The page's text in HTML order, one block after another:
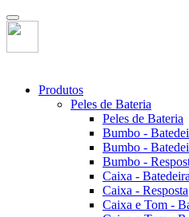
Produtos
Peles de Bateria
Peles de Bateria
Bumbo -
Bumbo -
Bumbo -
Caixa - Batedeira
Caixa - Resposta
Caixa e Tom -